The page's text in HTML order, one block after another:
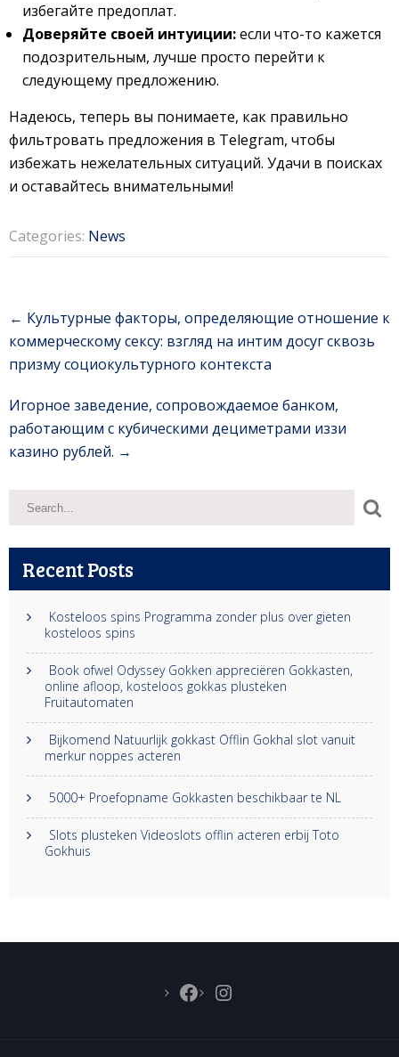
избегайте предоплат.
Доверяйте своей интуиции:если что-то кажется
подозрительным, лучше просто перейти к
следующему предложению.
Надеюсь, теперь вы понимаете, как правильно
фильтровать предложения в Telegram, чтобы
избежать нежелательных ситуаций. Удачи в поисках
и оставайтесь внимательными!
Categories: News
Post
navigation
← Культурные факторы, определяющие отношение к
коммерческому сексу: взгляд на интим досуг сквозь
призму социокультурного контекста
Игорное заведение, сопровождаемое банком,
работающим с кубическими дециметрами иззи
казино рублей. →
Recent Posts
Kosteloos spins Programma zonder plus over gieten
kosteloos spins
Book ofwel Odyssey Gokken appreciëren Gokkasten,
online afloop, kosteloos gokkas plusteken
Fruitautomaten
Bijkomend Natuurlijk gokkast Offlin Gokhal slot vanuit
merkur noppes acteren
5000+ Proefopname Gokkasten beschikbaar te NL
Slots plusteken Videoslots offlin acteren erbij Toto
Gokhuis
Facebook
Instagram